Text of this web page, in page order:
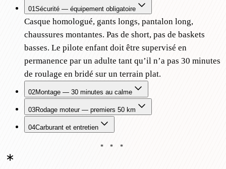
01Sécurité — équipement obligatoire
Casque homologué, gants longs, pantalon long,
chaussures montantes. Pas de short, pas de baskets
basses. Le pilote enfant doit être supervisé en
permanence par un adulte tant qu’il n’a pas 30 minutes
de roulage en bridé sur un terrain plat.
02Montage — 30 minutes au calme
03Rodage moteur — premiers 50 km
04Carburant et entretien
* * *